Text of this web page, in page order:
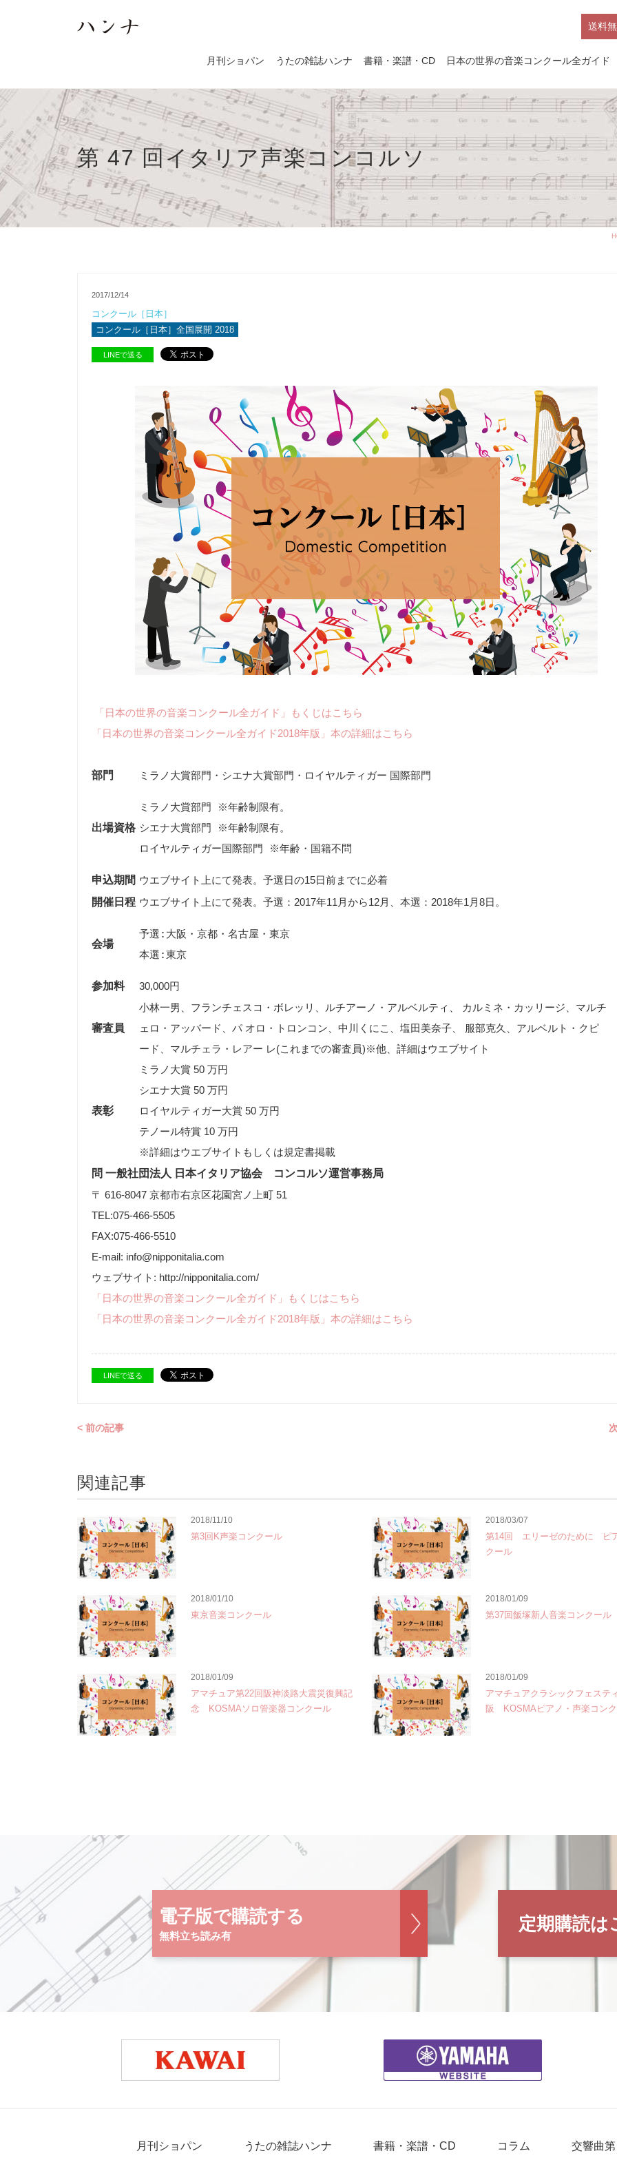
送料
月刊ショパン うたの雑誌ハンナ 書籍・楽譜・CD 日本の世界の音楽コンクール全ガイド
第 47 回イタリア声楽コンコルソ
2017/12/14
コンクール［日本］
コンクール［日本］全国展開 2018
LINEで送る
「日本の世界の音楽コンクール全ガイド」もくじはこちら
「日本の世界の音楽コンクール全ガイド2018年版」本の詳細はこちら
部門 ミラノ大賞部門・シエナ大賞部門・ロイヤルティガー 国際部門
出場資格
ミラノ大賞部門 ※年齢制限有。
シエナ大賞部門 ※年齢制限有。
申込期間 ウエブサイト上にて発表。予選日の15日前までに必着
開催日程 ウエブサイト上にて発表。予選：2017年11月から12月、本選：2018年1月8日。
会場
予選:大阪・京都・名古屋・東京
参加料 30,000円
審査員
小林一男、フランチェスコ・ボレッリ、ルチアーノ・アルベルティ、 カルミネ・カッリージ、マルチ
ェロ・アッバード、パ オロ・トロンコン、中川くにこ、塩田美奈子、 服部克久、アルベルト・クピ
ード、マルチェラ・レアー レ(これまでの審査員)※他、詳細はウエブサイト
表彰
ミラノ大賞 50 万円
シエナ大賞 50 万円
ロイヤルティガー大賞 50 万円
テノール特賞 10 万円
※詳細はウエブサイトもしくは規定書掲載
問 一般社団法人 日本イタリア協会 コンコルソ運営事務局
〒 616-8047 京都市右京区花園宮ノ上町 51
TEL:075-466-5505
FAX:075-466-5510
E-mail: info@nipponitalia.com
ウェブサイト: http://nipponitalia.com/
「日本の世界の音楽コンクール全ガイド」もくじはこちら
「日本の世界の音楽コンクール全ガイド2018年版」本の詳細はこちら
LINEで送る
< 前の記事
関連記事
2018/11/10
第3回K声楽コンクール
2018/03/07
第14回 エリーゼのために ピ
クール
2018/01/10
東京音楽コンクール
2018/01/09
第37回飯塚新人音楽コンクール
2018/01/09
アマチュア第22回阪神淡路大震災復興記
念 KOSMAソロ管楽器コンクール
2018/01/09
アマチュアクラシックフェステ
阪 KOSMAピアノ・声楽コン
電子版で購読する
無料立ち読み有
定期購読は
月刊ショパン うたの雑誌ハンナ 書籍・楽譜・CD コラム 交響曲第